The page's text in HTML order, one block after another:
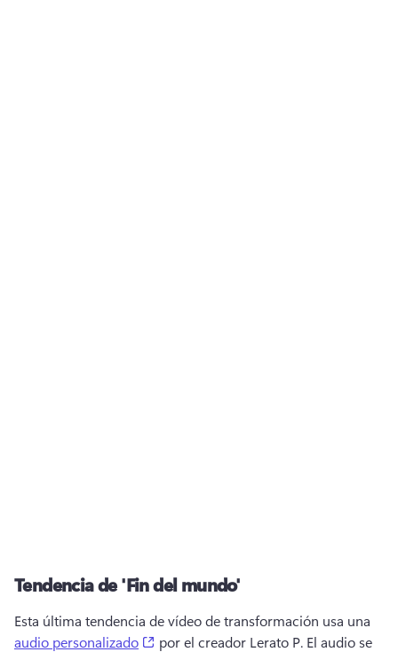
Tendencia de 'Fin del mundo'
Esta última tendencia de vídeo de transformación usa una
audio personalizado
(opens in a new tab)
por el creador Lerato P. El audio se